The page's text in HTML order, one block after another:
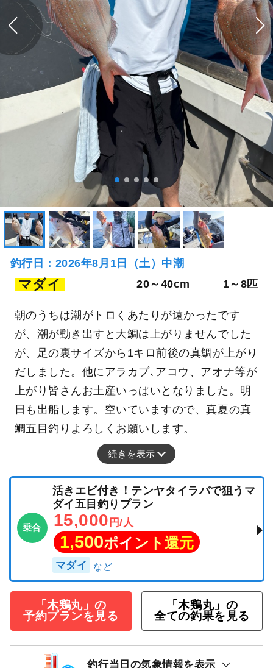
釣行日：2026年8月1日（土）中潮
マダイ 20～40cm 1～8匹
朝のうちは潮がトロくあたりが遠かったです
が、潮が動き出すと大鯛は上がりませんでした
が、足の裏サイズから1キロ前後の真鯛が上がり
だしました。他にアラカブ､アコウ、アオナ等が
上がり皆さんお土産いっぱいとなりました。明
日も出船します。空いていますので、真夏の真
鯛五目釣りよろしくお願いします。
続きを表示
乗合
活きエビ付き！テンヤタイラバで狙うマ
ダイ五目釣りプラン
15,000 円/人
1,500ポイント還元
マダイ
「木鶏丸」の
予約プランを見る
「木鶏丸」の
全ての釣果を見る
釣行当日の気象情報を表示